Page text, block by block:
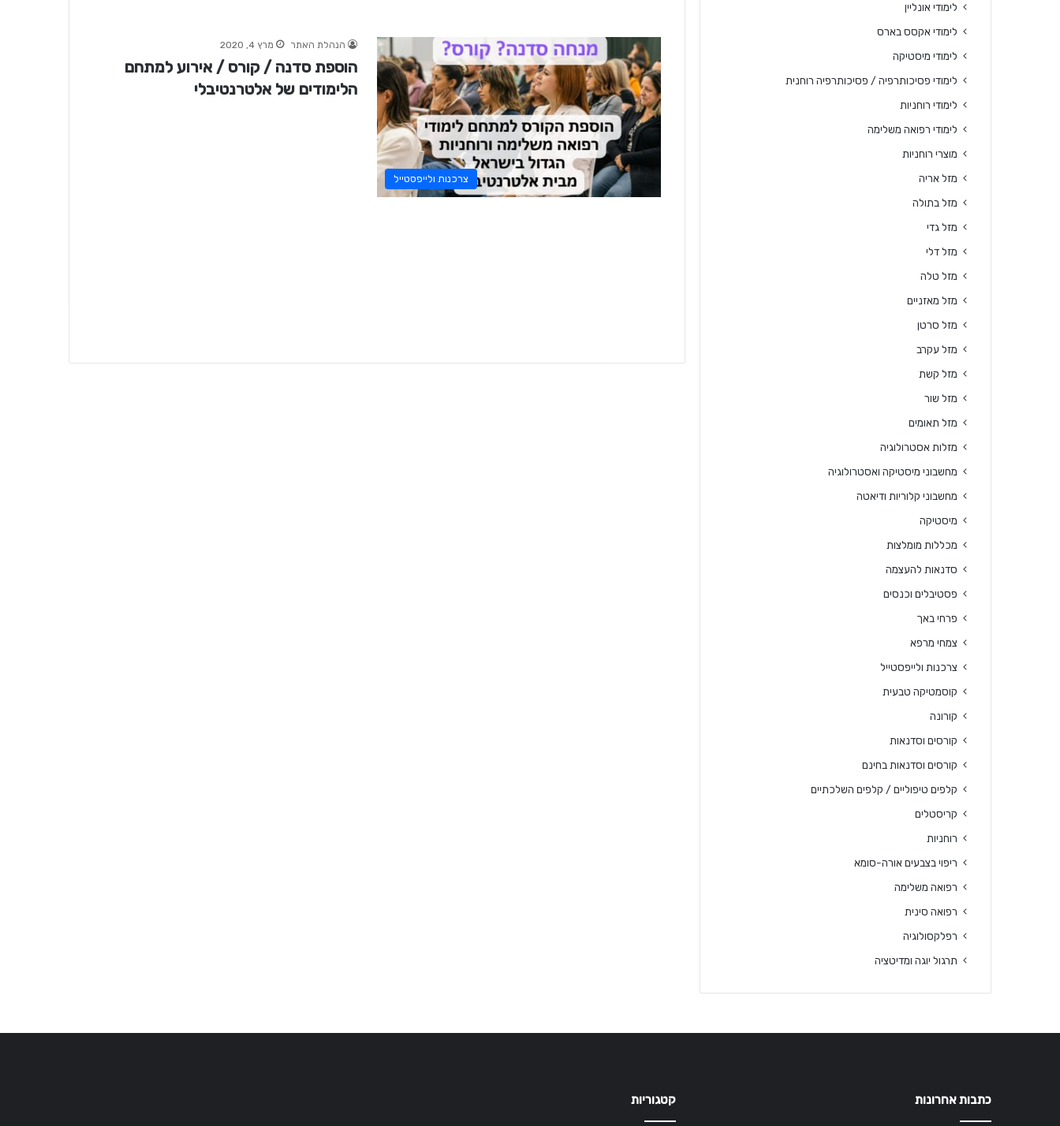
צרכנות ולייפסטייל
הנהלת האתר מרץ 4, 2020
הוספת סדנה / קורס / אירוע למתחם
הלימודים של אלטרנטיבלי
לימודי אונליין
לימודי אקסס בארס
לימודי מיסטיקה
לימודי פסיכותרפיה / פסיכותרפיה רוחנית
לימודי רוחניות
לימודי רפואה משלימה
מוצרי רוחניות
מזל אריה
מזל בתולה
מזל גדי
מזל דלי
מזל טלה
מזל מאזניים
מזל סרטן
מזל עקרב
מזל קשת
מזל שור
מזל תאומים
מזלות אסטרולוגיה
מחשבוני מיסטיקה ואסטרולוגיה
מחשבוני קלוריות ודיאטה
מיסטיקה
מכללות מומלצות
סדנאות להעצמה
פסטיבלים וכנסים
פרחי באך
צמחי מרפא
צרכנות ולייפסטייל
קוסמטיקה טבעית
קורונה
קורסים וסדנאות
קורסים וסדנאות בחינם
קלפים טיפוליים / קלפים השלכתיים
קריסטלים
רוחניות
ריפוי בצבעים אורה-סומא
רפואה משלימה
רפואה סינית
רפלקסולוגיה
תרגול יוגה ומדיטציה
כתבות אחרונות קטגוריות